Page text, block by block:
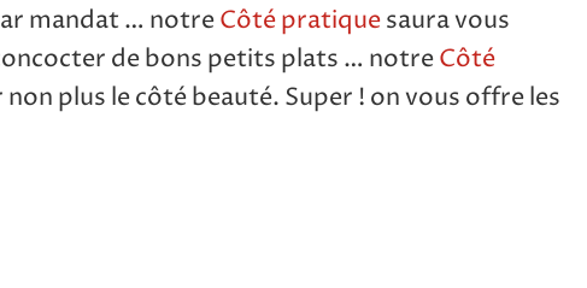
mandat … notreCôté pratiquesaura vous
de bons petits plats … notreCôté
plus le côté beauté. Super ! on vous offre les